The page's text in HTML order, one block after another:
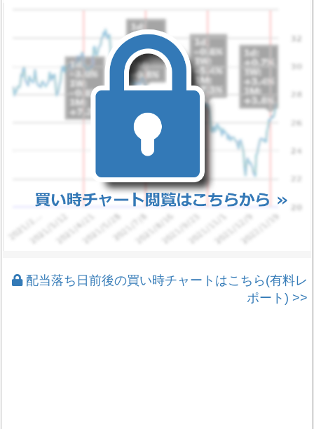
配当落ち日前後の買い時チャートはこちら(有料レ
ポート) >>